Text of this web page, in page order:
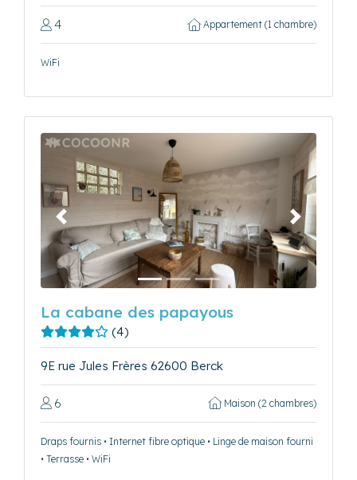
4 Appartement (1 chambre)
WiFi
Précédent Suivant
La cabane des papayous
(4)
9E rue Jules Frères 62600 Berck
6 Maison (2 chambres)
Draps fournis • Internet fibre optique • Linge de maison fourni
• Terrasse • WiFi